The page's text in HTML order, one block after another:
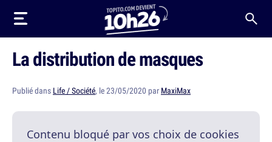
La distribution de masques
Publié dans Life / Société, le 23/05/2020 par MaxiMax
Contenu bloqué par vos choix de cookies